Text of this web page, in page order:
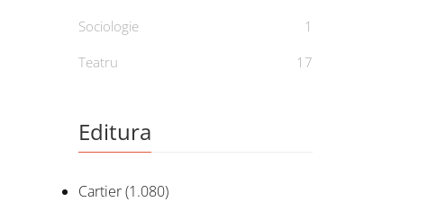
Sociologie
1
Teatru
17
Editura
Cartier(1.080)